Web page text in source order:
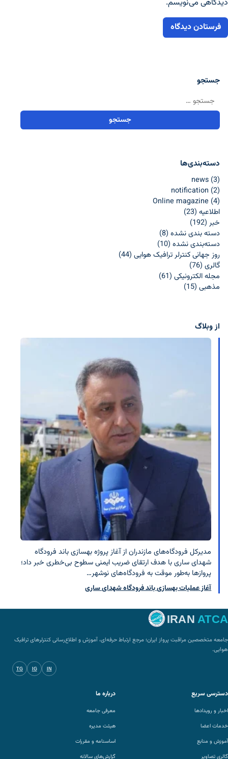
دیدگاهی می‌نویسم.
جستجو
جستجو برای:
دسته‌بندی‌ها
news (3)
notification (2)
Online magazine (4)
اطلاعيه (23)
خبر (192)
دسته بندی نشده (8)
دسته‌بندی نشده (10)
روز جهانی کنترلر ترافیک هوایی (44)
گالری (76)
مجله الکترونیکی (61)
مذهبی (15)
از وبلاگ
مدیرکل فرودگاه‌های مازندران از آغاز پروژه بهسازی باند فرودگاه
شهدای ساری با هدف ارتقای ضریب ایمنی سطوح بی‌خطری خبر داد؛
پروازها به‌طور موقت به فرودگاه‌های نوشهر…
آغاز عملیات بهسازی باند فرودگاه شهدای ساری
IRAN ATCA
جامعه متخصصین مراقبت پرواز ایران؛ مرجع ارتباط حرفه‌ای، آموزش و اطلاع‌رسانی کنترلرهای ترافیک
هوایی.
TG IG IN
دسترسی سریع
اخبار و رویدادها
خدمات اعضا
آموزش و منابع
گالری تصاویر
درباره ما
معرفی جامعه
هیئت مدیره
اساسنامه و مقررات
گزارش‌های سالانه